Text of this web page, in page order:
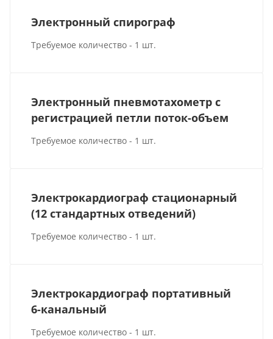
Электронный спирограф
Требуемое количество - 1 шт.
Электронный пневмотахометр с
регистрацией петли поток-объем
Требуемое количество - 1 шт.
Электрокардиограф стационарный
(12 стандартных отведений)
Требуемое количество - 1 шт.
Электрокардиограф портативный
6-канальный
Требуемое количество - 1 шт.